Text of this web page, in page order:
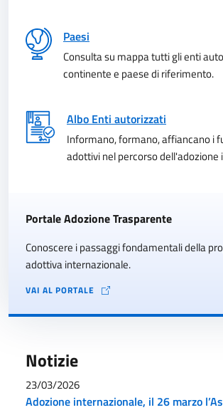
Paesi
Consulta su mappa tutti gli enti
continente e paese di riferimento.
Albo Enti autorizzati
Informano, formano, affiancano i
adottivi nel percorso dell'adozione
Portale Adozione Trasparente
Conoscere i passaggi fondamentali della
adottiva internazionale.
VAI AL PORTALE
Notizie
23/03/2026
Adozione internazionale, il 26 marzo